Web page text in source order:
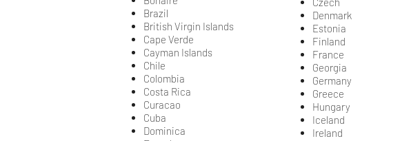
Brazil
British Virgin Islands
Cape Verde
Cayman Islands
Chile
Colombia
Costa Rica
Curacao
Cuba
Dominica
Denmark
Estonia
Finland
France
Georgia
Germany
Greece
Hungary
Iceland
Ireland